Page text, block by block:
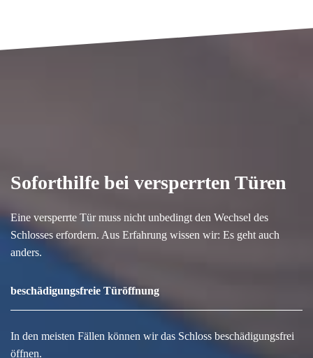
Soforthilfe bei versperrten Türen
Eine versperrte Tür muss nicht unbedingt den Wechsel des
Schlosses erfordern. Aus Erfahrung wissen wir: Es geht auch
anders.
beschädigungsfreie Türöffnung
In den meisten Fällen können wir das Schloss beschädigungsfrei
öffnen.